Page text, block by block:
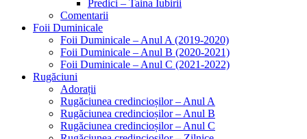
Predici – Taina Iubirii
Comentarii
Foii Duminicale
Foii Duminicale – Anul A (2019-2020)
Foii Duminicale – Anul B (2020-2021)
Foii Duminicale – Anul C (2021-2022)
Rugăciuni
Adorații
Rugăciunea credincioșilor – Anul A
Rugăciunea credincioșilor – Anul B
Rugăciunea credincioșilor – Anul C